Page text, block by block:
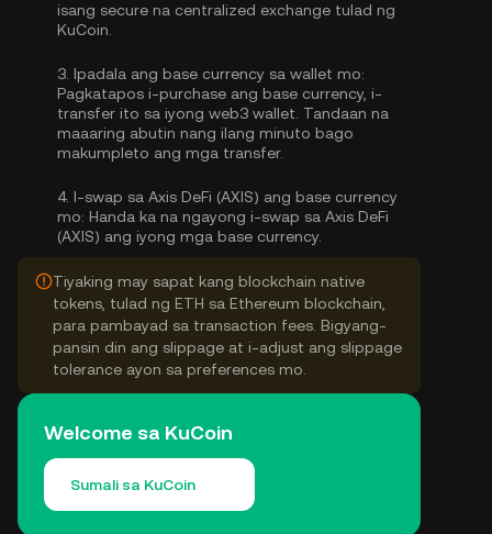
isang secure na centralized exchange tulad ng
KuCoin.
3. Ipadala ang base currency sa wallet mo:
Pagkatapos i-purchase ang base currency, i-
transfer ito sa iyong web3 wallet. Tandaan na
maaaring abutin nang ilang minuto bago
makumpleto ang mga transfer.
4. I-swap sa Axis DeFi (AXIS) ang base currency
mo: Handa ka na ngayong i-swap sa Axis DeFi
(AXIS) ang iyong mga base currency.
Tiyaking may sapat kang blockchain native
tokens, tulad ng ETH sa Ethereum blockchain,
para pambayad sa transaction fees. Bigyang-
pansin din ang slippage at i-adjust ang slippage
tolerance ayon sa preferences mo.
Welcome sa KuCoin
Sumali sa KuCoin